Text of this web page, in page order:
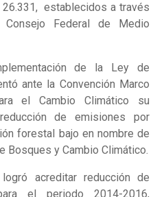
establecidos a través
Federal de Medio
de la Ley de
ante la Convención Marco
el Cambio Climático su
de emisiones por
forestal bajo en nombre de
Bosques y Cambio Climático.
acreditar reducción de
el periodo 2014-2016,